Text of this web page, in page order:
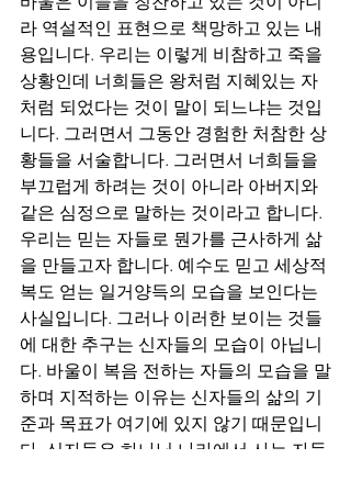
라 역설적인 표현으로 책망하고 있는 내
용입니다. 우리는 이렇게 비참하고 죽을
상황인데 너희들은 왕처럼 지혜있는 자
처럼 되었다는 것이 말이 되느냐는 것입
니다. 그러면서 그동안 경험한 처참한 상
황들을 서술합니다. 그러면서 너희들을
부끄럽게 하려는 것이 아니라 아버지와
같은 심정으로 말하는 것이라고 합니다.
우리는 믿는 자들로 뭔가를 근사하게 삶
을 만들고자 합니다. 예수도 믿고 세상적
복도 얻는 일거양득의 모습을 보인다는
사실입니다. 그러나 이러한 보이는 것들
에 대한 추구는 신자들의 모습이 아닙니
다. 바울이 복음 전하는 자들의 모습을 말
하며 지적하는 이유는 신자들의 삶의 기
준과 목표가 여기에 있지 않기 때문입니
다. 신자들은 하나님 나라에서 사는 자들